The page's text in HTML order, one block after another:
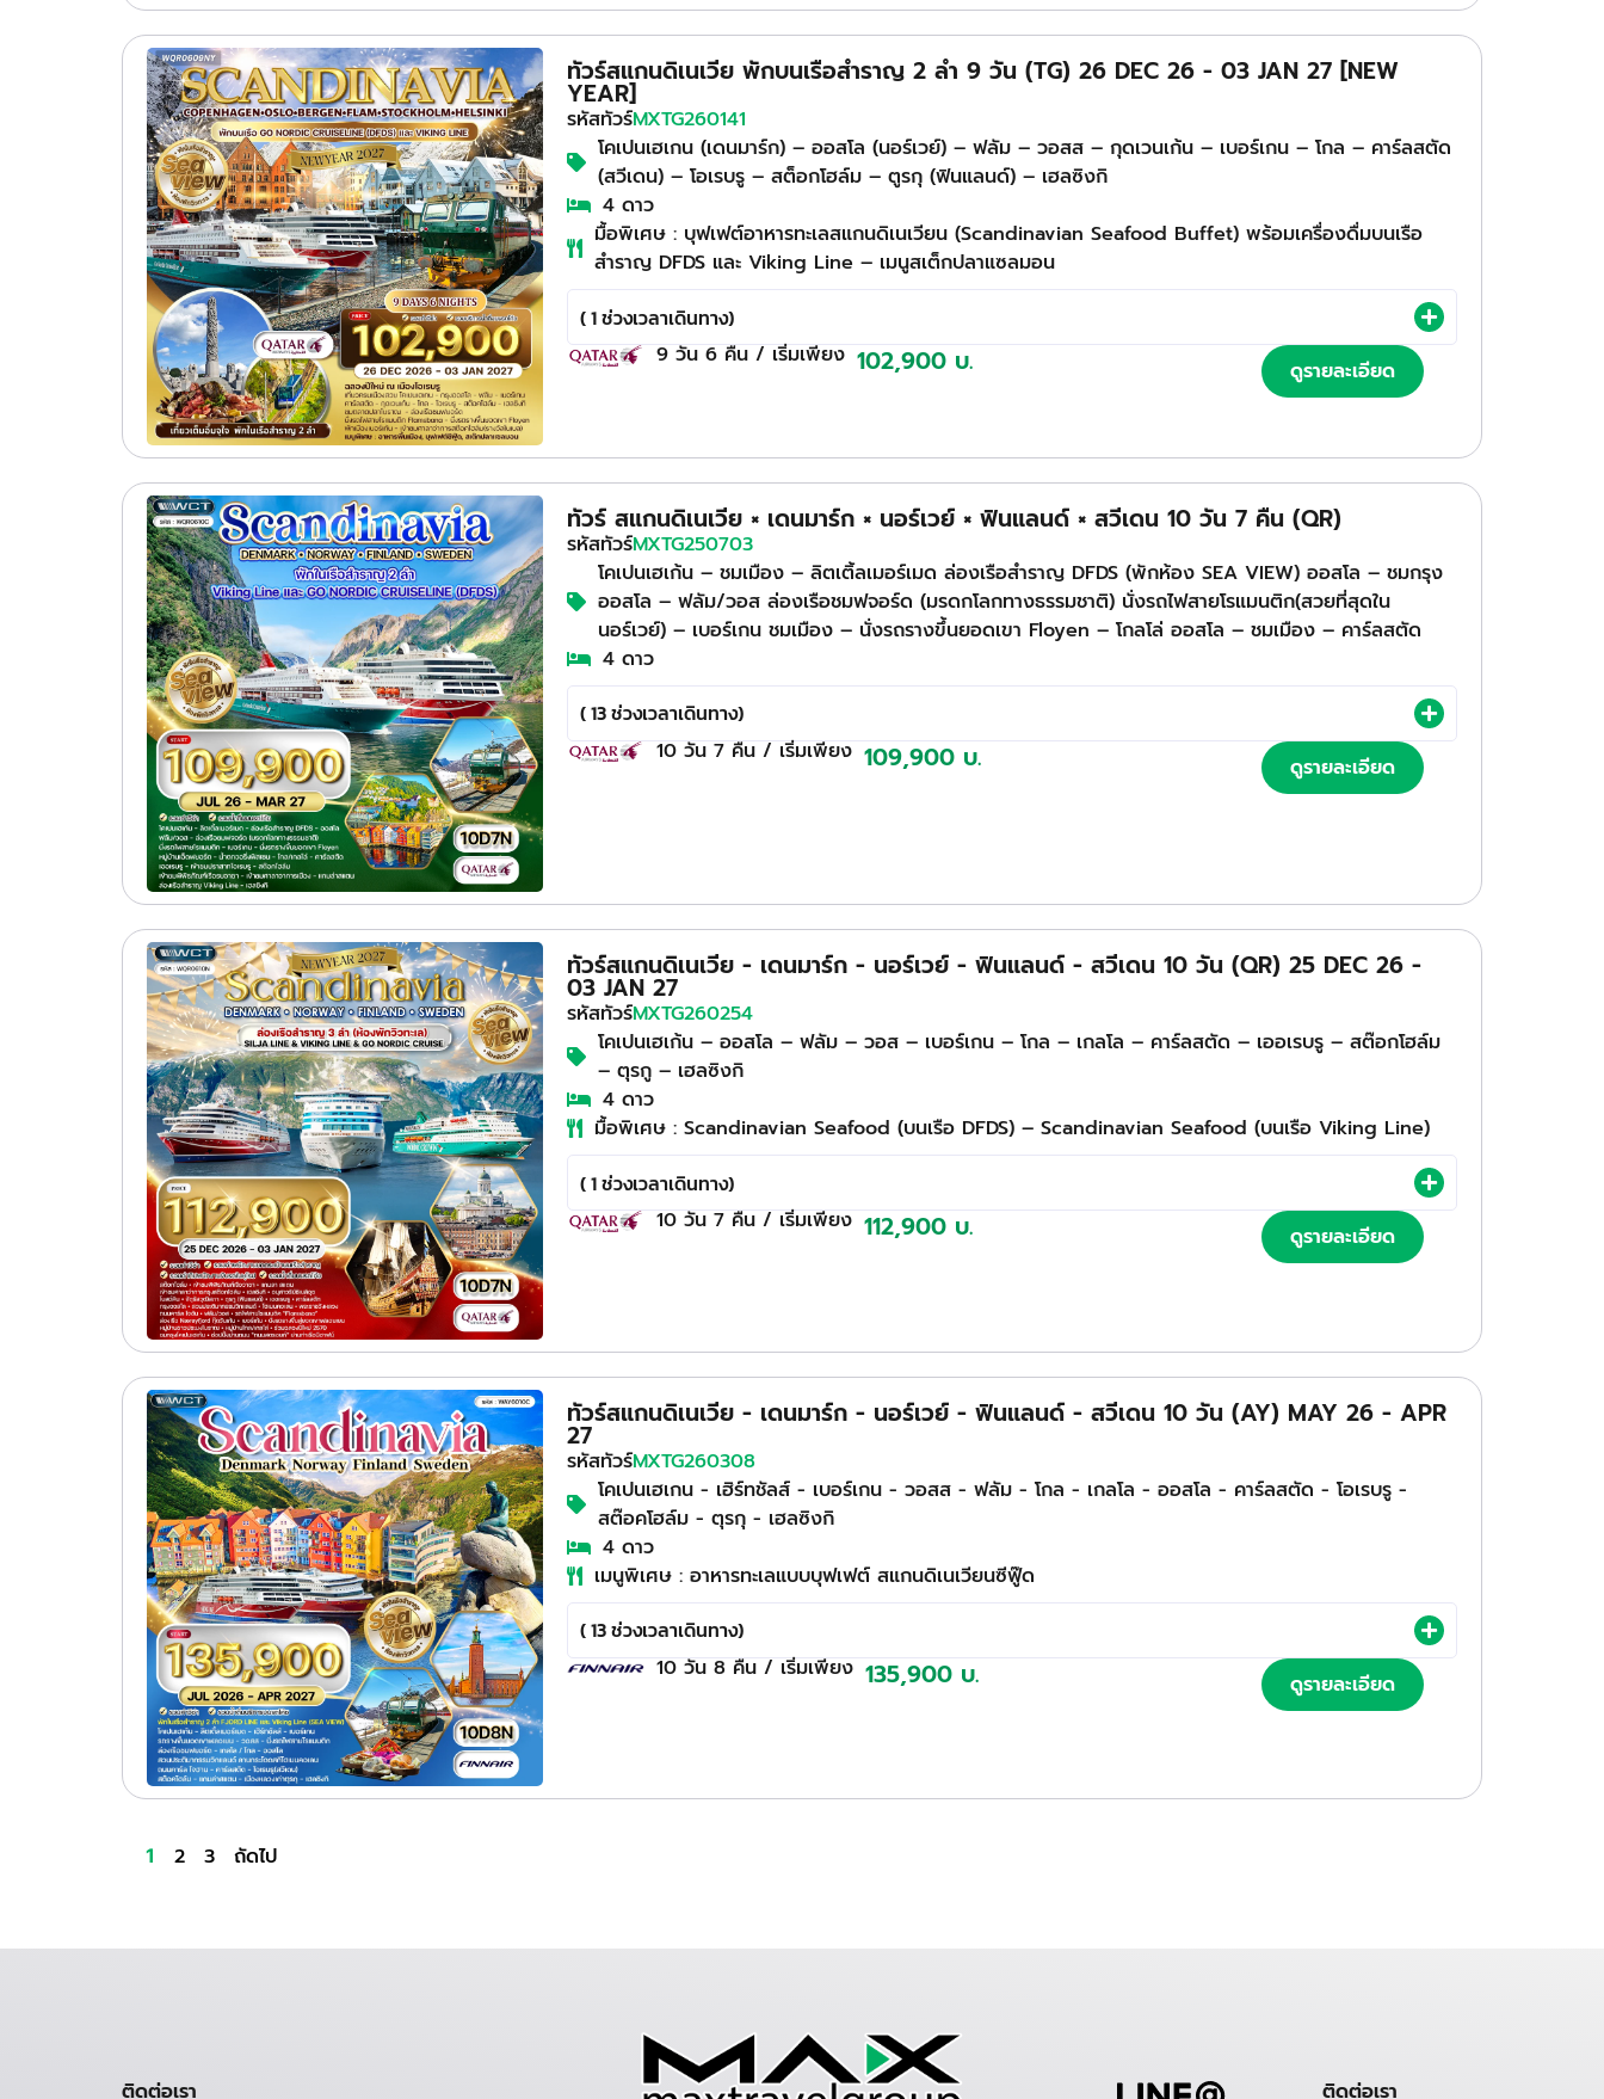
ทัวร์สแกนดิเนเวีย พักบนเรือสำราญ 2 ลำ 9 วัน (TG) 26 DEC 26 - 03 JAN 27 [NEW
YEAR]
รหัสทัวร์MXTG260141
โคเปนเฮเกน (เดนมาร์ก) – ออสโล (นอร์เวย์) – ฟลัม – วอสส – กุดเวนเก้น – เบอร์เกน – โกล – คาร์ลสตัด
(สวีเดน) – โอเรบรู – สต็อกโฮล์ม – ตูรกุ (ฟินแลนด์) – เฮลซิงกิ
4 ดาว
มื้อพิเศษ : บุฟเฟต์อาหารทะเลสแกนดิเนเวียน (Scandinavian Seafood Buffet) พร้อมเครื่องดื่มบนเรือ
สำราญ DFDS และ Viking Line – เมนูสเต็กปลาแซลมอน
( 1 ช่วงเวลาเดินทาง)
9 วัน 6 คืน / เริ่มเพียง 102,900 บ. ดูรายละเอียด
ทัวร์ สแกนดิเนเวีย × เดนมาร์ก × นอร์เวย์ × ฟินแลนด์ × สวีเดน 10 วัน 7 คืน (QR)
รหัสทัวร์MXTG250703
โคเปนเฮเก้น – ชมเมือง – ลิตเติ้ลเมอร์เมด ล่องเรือสำราญ DFDS (พักห้อง SEA VIEW) ออสโล – ชมกรุง
ออสโล – ฟลัม/วอส ล่องเรือชมฟจอร์ด (มรดกโลกทางธรรมชาติ) นั่งรถไฟสายโรแมนติก(สวยที่สุดใน
นอร์เวย์) – เบอร์เกน ชมเมือง – นั่งรถรางขึ้นยอดเขา Floyen – โกลโล่ ออสโล – ชมเมือง – คาร์ลสตัด
4 ดาว
( 13 ช่วงเวลาเดินทาง)
10 วัน 7 คืน / เริ่มเพียง 109,900 บ. ดูรายละเอียด
ทัวร์สแกนดิเนเวีย - เดนมาร์ก - นอร์เวย์ - ฟินแลนด์ - สวีเดน 10 วัน (QR) 25 DEC 26 -
03 JAN 27
รหัสทัวร์MXTG260254
โคเปนเฮเก้น – ออสโล – ฟลัม – วอส – เบอร์เกน – โกล – เกลโล – คาร์ลสตัด – เออเรบรู – สต๊อกโฮล์ม
– ตุรกู – เฮลซิงกิ
4 ดาว
มื้อพิเศษ : Scandinavian Seafood (บนเรือ DFDS) – Scandinavian Seafood (บนเรือ Viking Line)
( 1 ช่วงเวลาเดินทาง)
10 วัน 7 คืน / เริ่มเพียง 112,900 บ. ดูรายละเอียด
ทัวร์สแกนดิเนเวีย - เดนมาร์ก - นอร์เวย์ - ฟินแลนด์ - สวีเดน 10 วัน (AY) MAY 26 - APR
27
รหัสทัวร์MXTG260308
โคเปนเฮเกน - เฮิร์ทชัลส์ - เบอร์เกน - วอสส - ฟลัม - โกล - เกลโล - ออสโล - คาร์ลสตัด - โอเรบรู -
สต๊อคโฮล์ม - ตุรกุ - เฮลซิงกิ
4 ดาว
เมนูพิเศษ : อาหารทะเลแบบบุฟเฟต์ สแกนดิเนเวียนซีฟู๊ด
( 13 ช่วงเวลาเดินทาง)
10 วัน 8 คืน / เริ่มเพียง 135,900 บ. ดูรายละเอียด
1 2 3 ถัดไป
ติดต่อเรา ติดต่อเรา